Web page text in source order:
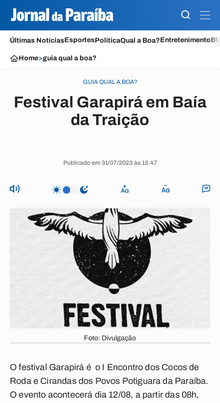
Últimas NotíciasEsportesPolíticaQual a Boa?Entretenimento
Home>guia qual a boa?
GUIA QUAL A BOA?
Festival Garapirá em Baía
da Traição
Publicado em 31/07/2023 às 15:47
Foto: Divulgação
O festival Garapirá é o I Encontro dos Cocos de
Roda e Cirandas dos Povos Potiguara da Paraíba.
O evento acontecerá dia 12/08, a partir das 08h,